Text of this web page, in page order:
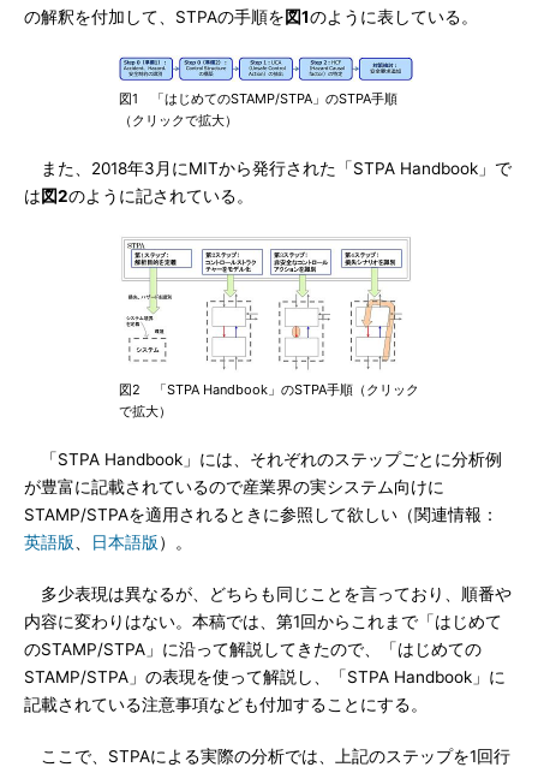
の解釈を付加して、STPAの手順を図1のように表している。
図1 「はじめてのSTAMP/STPA」のSTPA手順
（クリックで拡大）
また、2018年3月にMITから発行された「STPA Handbook」で
は図2のように記されている。
図2 「STPA Handbook」のSTPA手順（クリック
で拡大）
「STPA Handbook」には、それぞれのステップごとに分析例
が豊富に記載されているので産業界の実システム向けに
STAMP/STPAを適用されるときに参照して欲しい（関連情報：
英語版
日本語版）。
多少表現は異なるが、どちらも同じことを言っており、順番や
内容に変わりはない。本稿では、第1回からこれまで「はじめて
のSTAMP/STPA」に沿って解説してきたので、「はじめての
STAMP/STPA」の表現を使って解説し、「STPA Handbook」に
記載されている注意事項なども付加することにする。
ここで、STPAによる実際の分析では、上記のステップを1回行